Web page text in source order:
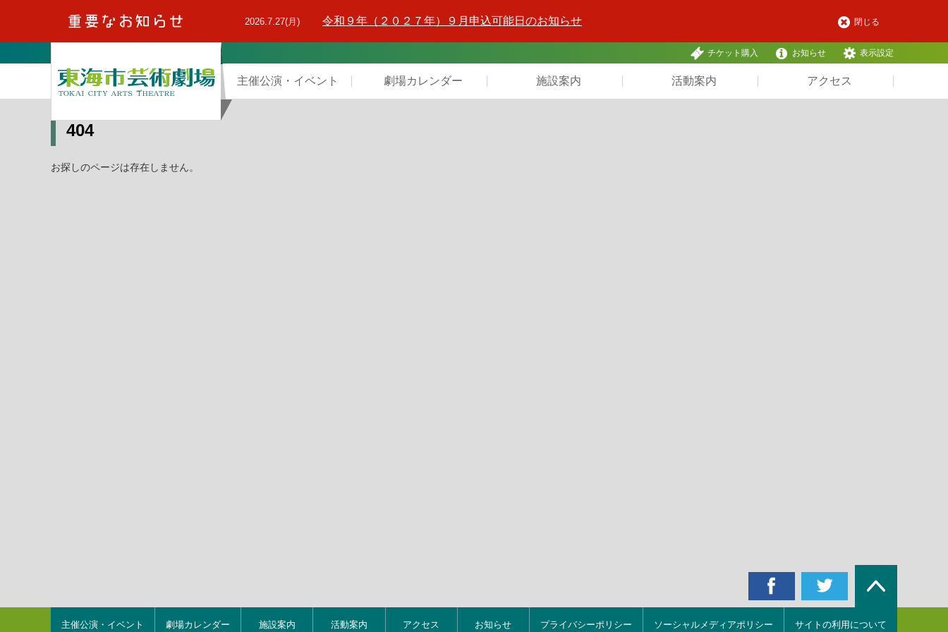
2026.7.27(月) 令和９年（２０２７年）９月申込可能日のお知らせ 閉じる
チケット購入 お知らせ 表示設定
主催公演・イベント 劇場カレンダー 施設案内 活動案内 アクセス
404
お探しのページは存在しません。
主催公演・イベント 劇場カレンダー 施設案内 活動案内 アクセス お知らせ プライバシーポリシー ソーシャルメディアポリシー サイトの利用について